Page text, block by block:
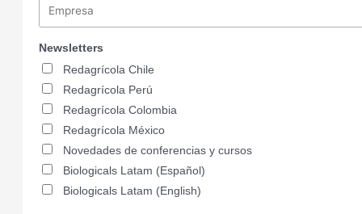
Newsletters
Redagrícola Chile
Redagrícola Perú
Redagrícola Colombia
Redagrícola México
Novedades de conferencias y cursos
Biologicals Latam (Español)
Biologicals Latam (English)